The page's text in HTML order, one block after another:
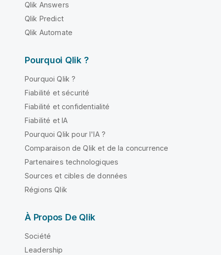
Qlik Answers
Qlik Predict
Qlik Automate
Pourquoi Qlik ?
Pourquoi Qlik ?
Fiabilité et sécurité
Fiabilité et confidentialité
Fiabilité et IA
Pourquoi Qlik pour l'IA ?
Comparaison de Qlik et de la concurrence
Partenaires technologiques
Sources et cibles de données
Régions Qlik
À Propos De Qlik
Société
Leadership